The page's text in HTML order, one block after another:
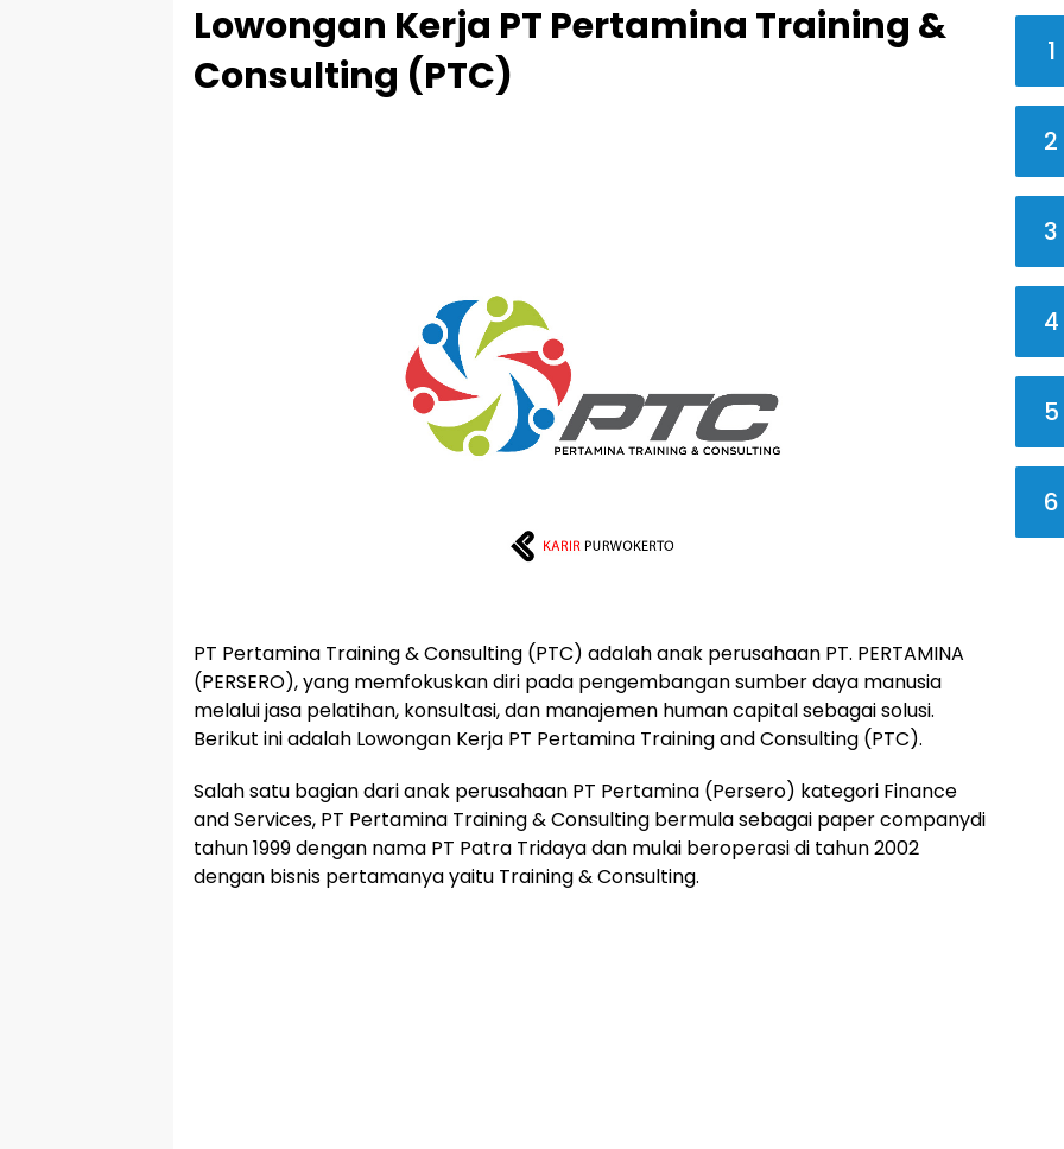
Lowongan Kerja PT Pertamina Training &
Consulting (PTC)
PT Pertamina Training & Consulting (PTC) adalah anak perusahaan PT. PERTAMINA
(PERSERO), yang memfokuskan diri pada pengembangan sumber daya manusia
melalui jasa pelatihan, konsultasi, dan manajemen human capital sebagai solusi.
Berikut ini adalah Lowongan Kerja PT Pertamina Training and Consulting (PTC).
Salah satu bagian dari anak perusahaan PT Pertamina (Persero) kategori Finance
and Services, PT Pertamina Training & Consulting bermula sebagai paper companydi
tahun 1999 dengan nama PT Patra Tridaya dan mulai beroperasi di tahun 2002
dengan bisnis pertamanya yaitu Training & Consulting.
1
2
3
4
5
6